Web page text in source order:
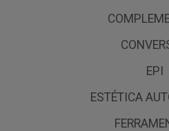
EPI
ESTÉTICA